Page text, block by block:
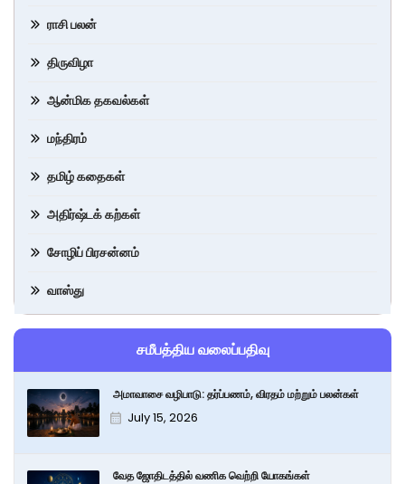
ராசி பலன்
திருவிழா
ஆன்மிக தகவல்கள்
மந்திரம்
தமிழ் கதைகள்
அதிர்ஷ்டக் கற்கள்
சோழிப் பிரசன்னம்
வாஸ்து
சமீபத்திய வலைப்பதிவு
அமாவாசை வழிபாடு: தர்ப்பணம், விரதம் மற்றும் பலன்கள்
July 15, 2026
வேத ஜோதிடத்தில் வணிக வெற்றி யோகங்கள்